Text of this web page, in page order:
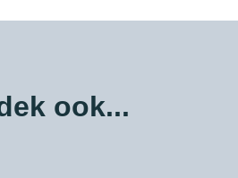
ook...